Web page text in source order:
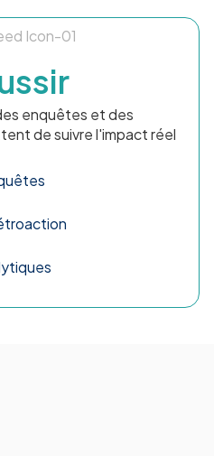
enquêtes et des
de suivre l'impact réel